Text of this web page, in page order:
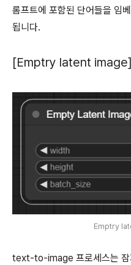
롬프트에 포함된 단어들을 임
됩니다.
[Emptry latent
Emptry
text-to-image 프로세스는